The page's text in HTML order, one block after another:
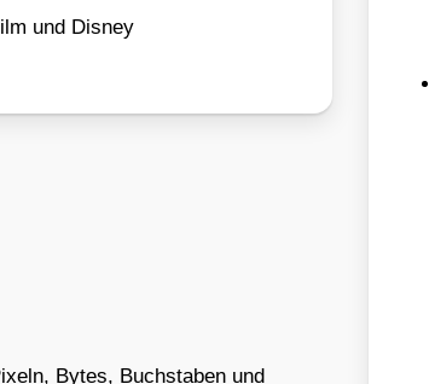
und Dis­ney
Bytes, Buchstaben und